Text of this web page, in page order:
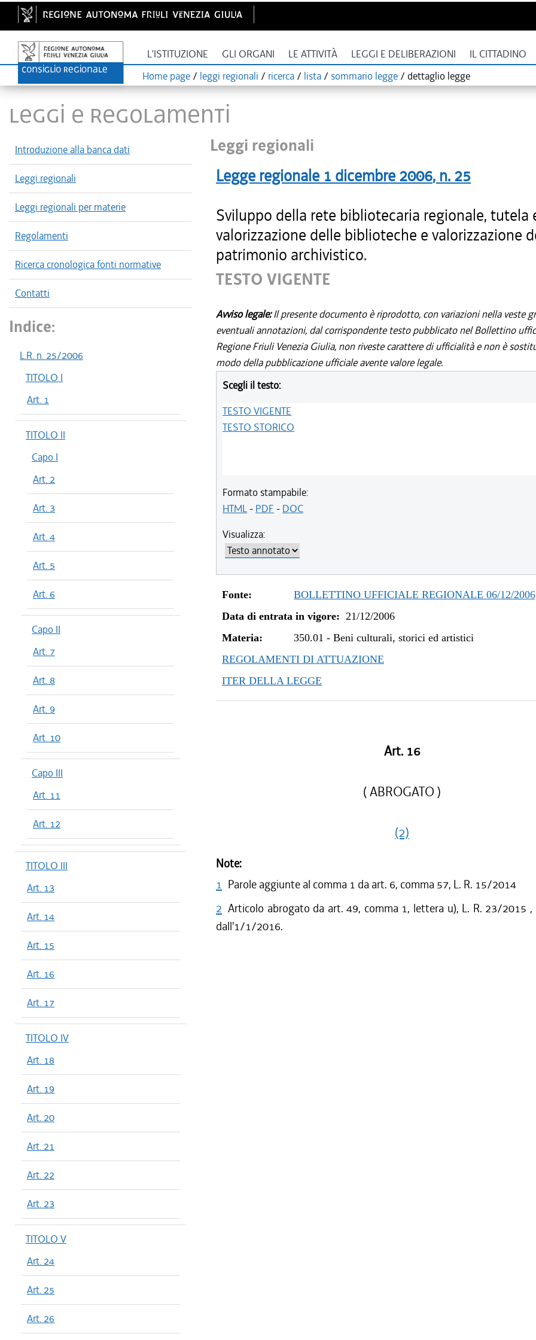
L'ISTITUZIONE GLI ORGANI LE ATTIVITÀ LEGGI E DELIBERAZIONI IL CITTADINO
Home page / leggi regionali / ricerca / lista / sommario legge / dettaglio legge
LEGGI E REGOLAMENTI
Introduzione alla banca dati
Leggi regionali
Leggi regionali per materie
Regolamenti
Ricerca cronologica fonti normative
Contatti
Indice:
L.R. n. 25/2006
TITOLO I
Art. 1
TITOLO II
Capo I
Art. 2
Art. 3
Art. 4
Art. 5
Art. 6
Capo II
Art. 7
Art. 8
Art. 9
Art. 10
Capo III
Art. 11
Art. 12
TITOLO III
Art. 13
Art. 14
Art. 15
Art. 16
Art. 17
TITOLO IV
Art. 18
Art. 19
Art. 20
Art. 21
Art. 22
Art. 23
TITOLO V
Art. 24
Art. 25
Art. 26
Leggi regionali
Legge regionale 1 dicembre 2006, n. 25
Sviluppo della rete bibliotecaria regionale, tutela
valorizzazione delle biblioteche e valorizzazione
patrimonio archivistico.
TESTO VIGENTE
Avviso legale:Il presente documento è riprodotto, con variazioni nella veste
eventuali annotazioni, dal corrispondente testo pubblicato nel Bollettino
Regione Friuli Venezia Giulia, non riveste carattere di ufficialità e non è
modo della pubblicazione ufficiale avente valore legale.
Scegli il testo:
TESTO VIGENTE
TESTO STORICO
Formato stampabile:
HTML- PDF - DOC
Visualizza:
Fonte:
BOLLETTINO UFFICIALE REGIONALE 06/12/
Data di entrata in vigore: 21/12/2006
Materia:
350.01 -Beni culturali, storici ed artistici
REGOLAMENTI DI ATTUAZIONE
ITER DELLA LEGGE
Art. 16
( ABROGATO )
(2)
Note:
1 Parole aggiunte al comma 1 da art. 6, comma 57, L. R. 15/2014
2 Articolo abrogato da art. 49, comma 1, lettera u), L. R. 23/2015 ,
dall'1/1/2016.